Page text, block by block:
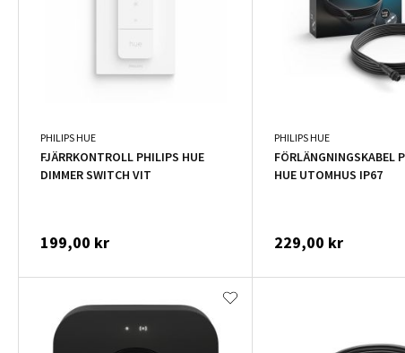
PHILIPS HUE
FJÄRRKONTROLL PHILIPS HUE
DIMMER SWITCH VIT
199,00 kr
PHILIPS HUE
FÖRLÄNGNINGSKABEL
HUE UTOMHUS IP67
229,00 kr